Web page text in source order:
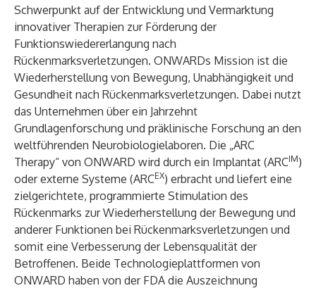
Schwerpunkt auf der Entwicklung und Vermarktung
innovativer Therapien zur Förderung der
Funktionswiedererlangung nach
Rückenmarksverletzungen. ONWARDs Mission ist die
Wiederherstellung von Bewegung, Unabhängigkeit und
Gesundheit nach Rückenmarksverletzungen. Dabei nutzt
das Unternehmen über ein Jahrzehnt
Grundlagenforschung und präklinische Forschung an den
weltführenden Neurobiologielaboren. Die „ARC
Therapy“ von ONWARD wird durch ein Implantat (ARCIM)
oder externe Systeme (ARCEX) erbracht und liefert eine
zielgerichtete, programmierte Stimulation des
Rückenmarks zur Wiederherstellung der Bewegung und
anderer Funktionen bei Rückenmarksverletzungen und
somit eine Verbesserung der Lebensqualität der
Betroffenen. Beide Technologieplattformen von
ONWARD haben von der FDA die Auszeichnung